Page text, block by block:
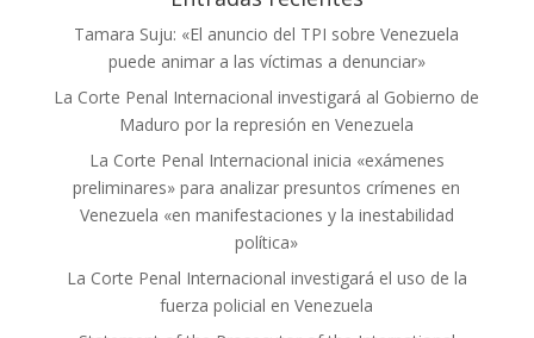
Tamara Suju: «El anuncio del TPI sobre Venezuela
puede animar a las víctimas a denunciar»
La Corte Penal Internacional investigará al Gobierno de
Maduro por la represión en Venezuela
La Corte Penal Internacional inicia «exámenes
preliminares» para analizar presuntos crímenes en
Venezuela «en manifestaciones y la inestabilidad
política»
La Corte Penal Internacional investigará el uso de la
fuerza policial en Venezuela